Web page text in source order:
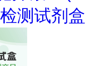
测试剂盒